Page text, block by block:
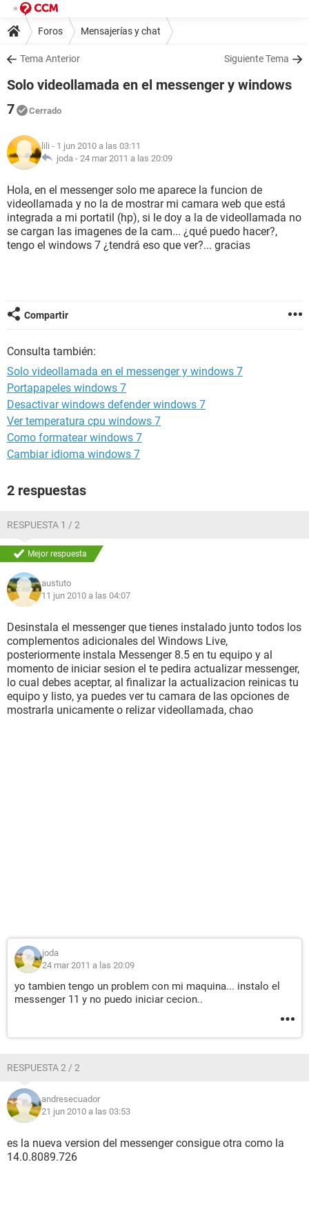
Foros Mensajerías y chat
Tema Anterior Siguiente Tema
Solo videollamada en el messenger y windows
7
Cerrado
lili - 1 jun 2010 a las 03:11
joda - 24 mar 2011 a las 20:09
Hola, en el messenger solo me aparece la funcion de
videollamada y no la de mostrar mi camara web que está
integrada a mi portatil (hp), si le doy a la de videollamada no
se cargan las imagenes de la cam... ¿qué puedo hacer?,
tengo el windows 7 ¿tendrá eso que ver?... gracias
Compartir
Consulta también:
Solo videollamada en el messenger y windows 7
Portapapeles windows 7
Desactivar windows defender windows 7
Ver temperatura cpu windows 7
Como formatear windows 7
Cambiar idioma windows 7
2 respuestas
RESPUESTA 1 / 2
Mejor respuesta
austuto
11 jun 2010 a las 04:07
Desinstala el messenger que tienes instalado junto todos los
complementos adicionales del Windows Live,
posteriormente instala Messenger 8.5 en tu equipo y al
momento de iniciar sesion el te pedira actualizar messenger,
lo cual debes aceptar, al finalizar la actualizacion reinicas tu
equipo y listo, ya puedes ver tu camara de las opciones de
mostrarla unicamente o relizar videollamada, chao
joda
24 mar 2011 a las 20:09
yo tambien tengo un problem con mi maquina... instalo el
messenger 11 y no puedo iniciar cecion..
RESPUESTA 2 / 2
andresecuador
21 jun 2010 a las 03:53
es la nueva version del messenger consigue otra como la
14.0.8089.726